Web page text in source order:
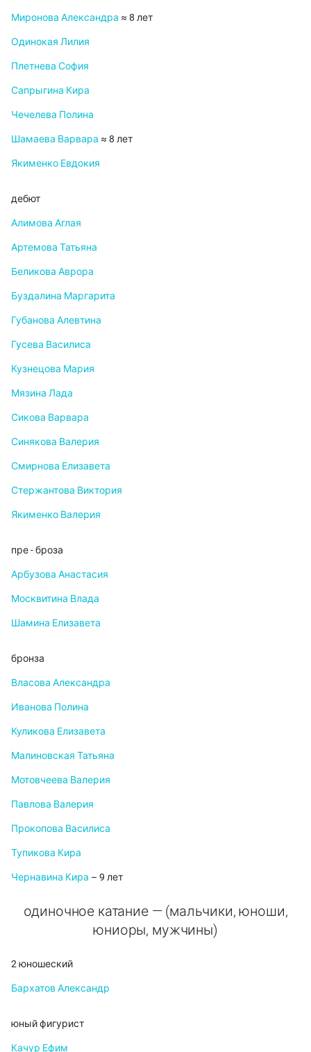
Миронова Александра ≈ 8 лет
Одинокая Лилия
Плетнева София
Сапрыгина Кира
Чечелева Полина
Шамаева Варвара ≈ 8 лет
Якименко Евдокия
дебют
Алимова Аглая
Артемова Татьяна
Беликова Аврора
Буздалина Маргарита
Губанова Алевтина
Гусева Василиса
Кузнецова Мария
Мязина Лада
Сикова Варвара
Синякова Валерия
Смирнова Елизавета
Стержантова Виктория
Якименко Валерия
пре - броза
Арбузова Анастасия
Москвитина Влада
Шамина Елизавета
бронза
Власова Александра
Иванова Полина
Куликова Елизавета
Малиновская Татьяна
Мотовчеева Валерия
Павлова Валерия
Прокопова Василиса
Тупикова Кира
Чернавина Кира – 9 лет
одиночное катание — (мальчики, юноши,
юниоры, мужчины)
2 юношеский
Бархатов Александр
юный фигурист
Качур Ефим